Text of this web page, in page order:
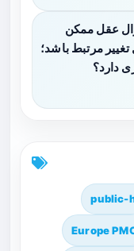
عقل ممکن
مرتبط باشد؛
دارد؟
public-
Europe